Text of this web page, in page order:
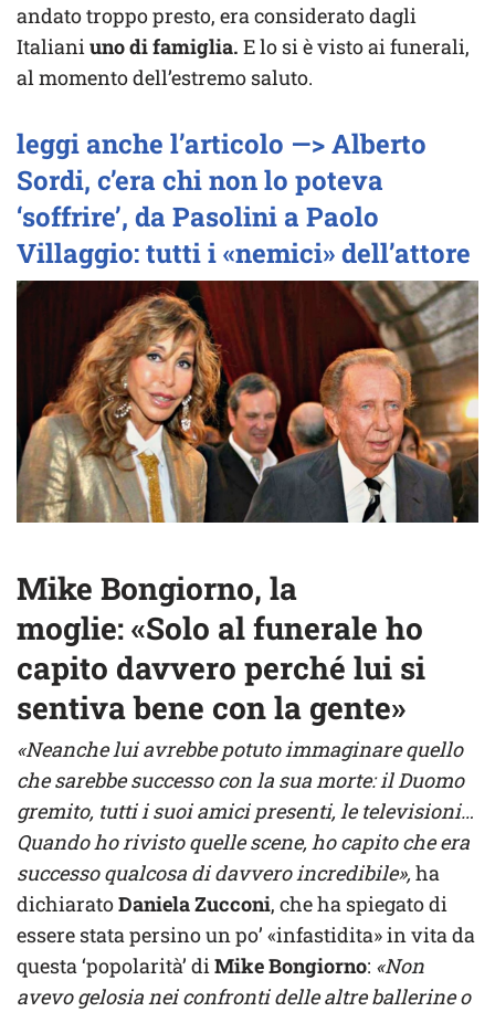
andato troppo presto, era considerato dagli
Italianiuno di famiglia. E lo si è visto ai funerali,
al momento dell’estremo saluto.
leggi anche l’articolo —> Alberto
Sordi, c’era chi non lo poteva
‘soffrire’, da Pasolini a Paolo
Villaggio: tutti i «nemici» dell’attore
Mike Bongiorno, la
moglie: «Solo al funerale ho
capito davvero perché lui si
sentiva bene con la gente»
«Neanche lui avrebbe potuto immaginare quello
che sarebbe successo con la sua morte: il Duomo
gremito, tutti i suoi amici presenti, le televisioni…
Quando ho rivisto quelle scene, ho capito che era
successo qualcosa di davvero incredibile»,ha
dichiaratoDaniela Zucconi, che ha spiegato di
essere stata persino un po’ «infastidita» in vita da
questa ‘popolarità’ diMike Bongiorno: «Non
avevo gelosia nei confronti delle altre ballerine o